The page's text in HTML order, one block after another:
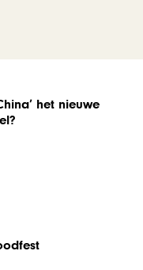
het nieuwe